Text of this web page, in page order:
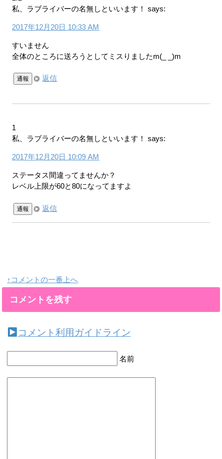
私、ラブライバーの名無しといいます！
says:
2017年12月20日 10:33 AM
すいません
全体のところに送ろうとしてミスりましたm(_ _)m
通報 返信
1
私、ラブライバーの名無しといいます！
says:
2017年12月20日 10:09 AM
ステータス間違ってませんか？
レベル上限が60と80になってますよ
通報 返信
↑コメントの一番上へ
コメントを残す
コメント利用ガイドライン
名前